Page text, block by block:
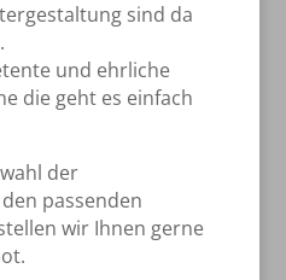
sind da
und ehrliche
die geht es einfach
der
passenden
wir Ihnen gerne